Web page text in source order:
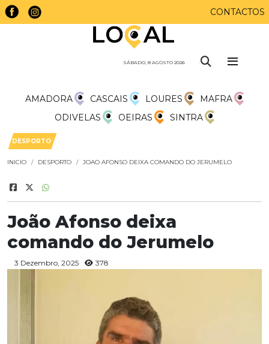
CONTACTOS
SÁBADO, 8 AGOSTO 2026
AMADORA CASCAIS LOURES
MAFRA
ODIVELAS
OEIRAS SINTRA
DESPORTO
INICIO DESPORTO JOAO AFONSO DEIXA COMANDO DO JERUMELO
João Afonso deixa
comando do Jerumelo
3 Dezembro, 2025 378